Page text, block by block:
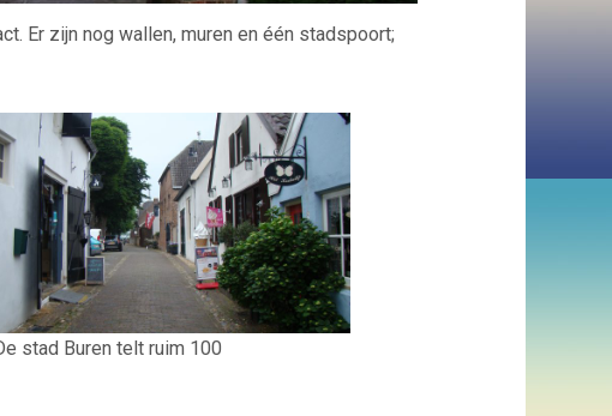
Er zijn nog wallen, muren en één stadspoort;
stad Buren telt ruim 100